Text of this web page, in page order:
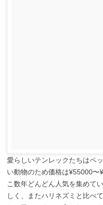
愛らしいテンレックたちはペ
い動物のため価格は¥55000〜
こ数年どんどん人気を集めて
しく、またハリネズミと比べ